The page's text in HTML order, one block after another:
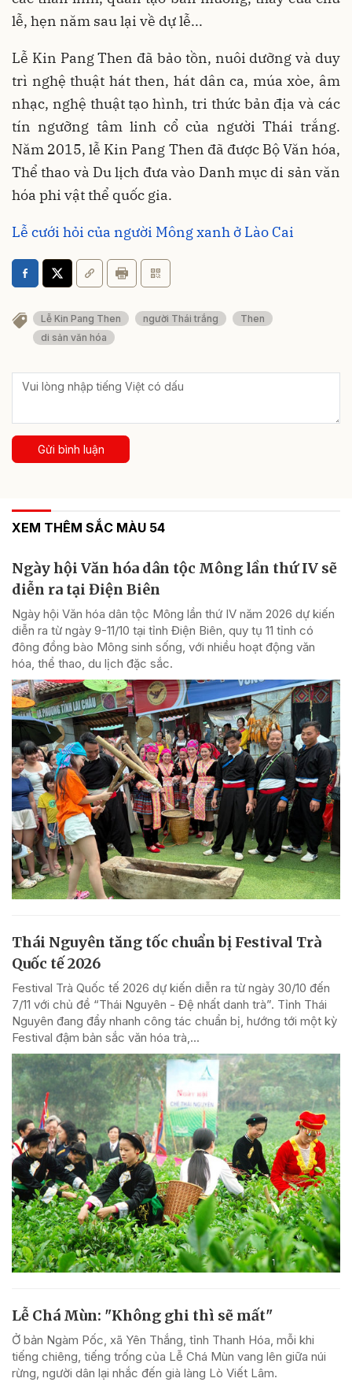
lễ, hẹn năm sau lại về dự lễ...
Lễ Kin Pang Then đã bảo tồn, nuôi dưỡng và duy
trì nghệ thuật hát then, hát dân ca, múa xòe, âm
nhạc, nghệ thuật tạo hình, tri thức bản địa và các
tín ngưỡng tâm linh cổ của người Thái trắng.
Năm 2015, lễ Kin Pang Then đã được Bộ Văn hóa,
Thể thao và Du lịch đưa vào Danh mục di sản văn
hóa phi vật thể quốc gia.
Lễ cưới hỏi của người Mông xanh ở Lào Cai
Lễ Kin Pang Then người Thái trắng
Then
di sản văn hóa
Gửi bình luận
XEM THÊM SẮC MÀU 54
Ngày hội Văn hóa dân tộc Mông lần thứ IV sẽ
diễn ra tại Điện Biên
Ngày hội Văn hóa dân tộc Mông lần thứ IV năm 2026 dự kiến
diễn ra từ ngày 9-11/10 tại tỉnh Điện Biên, quy tụ 11 tỉnh có
đông đồng bào Mông sinh sống, với nhiều hoạt động văn
hóa, thể thao, du lịch đặc sắc.
Thái Nguyên tăng tốc chuẩn bị Festival Trà
Quốc tế 2026
Festival Trà Quốc tế 2026 dự kiến diễn ra từ ngày 30/10 đến
7/11 với chủ đề “Thái Nguyên - Đệ nhất danh trà”. Tỉnh Thái
Nguyên đang đẩy nhanh công tác chuẩn bị, hướng tới một kỳ
Festival đậm bản sắc văn hóa trà,...
Lễ Chá Mùn: "Không ghi thì sẽ mất"
Ở bản Ngàm Pốc, xã Yên Thắng, tỉnh Thanh Hóa, mỗi khi
tiếng chiêng, tiếng trống của Lễ Chá Mùn vang lên giữa núi
rừng, người dân lại nhắc đến già làng Lò Viết Lâm.